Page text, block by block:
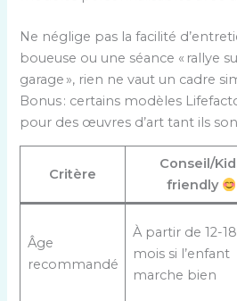
Ne néglige pas la facilité
boueuse ou une séance « rallye
garage », rien ne vaut un cadre
Bonus : certains modèles
pour des œuvres d’art tant ils
Critère
Conseil/
friendly
Âge
recommandé
À partir de 12-18
mois si l’enfant
marche bien